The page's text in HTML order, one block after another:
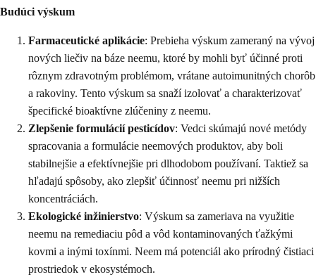
Budúci výskum
Farmaceutické aplikácie: Prebieha výskum zameraný na vývoj
nových liečiv na báze neemu, ktoré by mohli byť účinné proti
rôznym zdravotným problémom, vrátane autoimunitných chorôb
a rakoviny. Tento výskum sa snaží izolovať a charakterizovať
špecifické bioaktívne zlúčeniny z neemu.
Zlepšenie formulácií pesticídov: Vedci skúmajú nové metódy
spracovania a formulácie neemových produktov, aby boli
stabilnejšie a efektívnejšie pri dlhodobom používaní. Taktiež sa
hľadajú spôsoby, ako zlepšiť účinnosť neemu pri nižších
koncentráciách.
Ekologické inžinierstvo: Výskum sa zameriava na využitie
neemu na remediaciu pôd a vôd kontaminovaných ťažkými
kovmi a inými toxínmi. Neem má potenciál ako prírodný čistiaci
prostriedok v ekosystémoch.